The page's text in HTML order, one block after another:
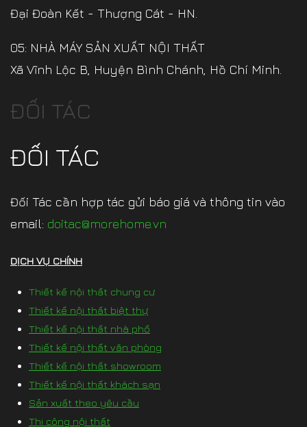
Đại Đoàn Kết - Thượng Cát - HN.
05: NHÀ MÁY SẢN XUẤT NỘI THẤT
Xã Vĩnh Lộc B, Huyện Bình Chánh, Hồ Chí Minh.
ĐỐI TÁC
ĐỐI TÁC
Đối Tác cần hợp tác gửi báo giá và thông tin vào
email: doitac@morehome.vn
DỊCH VỤ CHÍNH
Thiết kế nội thất chung cư
Thiết kế nội thất biệt thự
Thiết kế nội thất nhà phố
Thiết kế nội thất văn phòng
Thiết kế nội thất showroom
Thiết kế nội thất khách sạn
Sản xuất theo yêu cầu
Thi công nội thất